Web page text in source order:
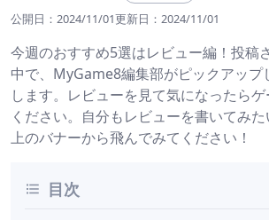
公開日： 2024/11/01更新日： 2024/11/01
今週のおすすめ5選はレビュー編！投稿
中で、MyGame8編集部がピックアップ
します。レビューを見て気になったら
ください。自分もレビューを書いてみ
上のバナーから飛んでみてください！
目次